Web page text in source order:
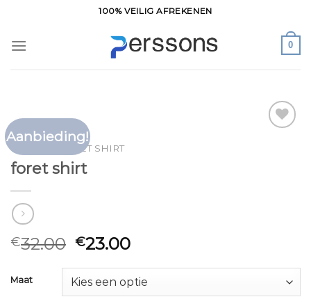
inhoud
100% VEILIG AFREKENEN
0
Aanbieding!
HOME FORET SHIRT
foret shirt
€32.00 €23.00
Maat